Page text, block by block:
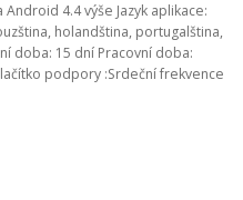
4.4 výše Jazyk aplikace:
holandština, portugalština,
doba: 15 dní Pracovní doba:
podpory :Srdeční frekvence